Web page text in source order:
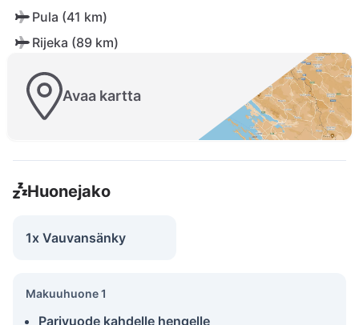
Pula (41 km)
Rijeka (89 km)
Avaa kartta
Huonejako
1x Vauvansänky
Makuuhuone 1
Parivuode kahdelle hengelle